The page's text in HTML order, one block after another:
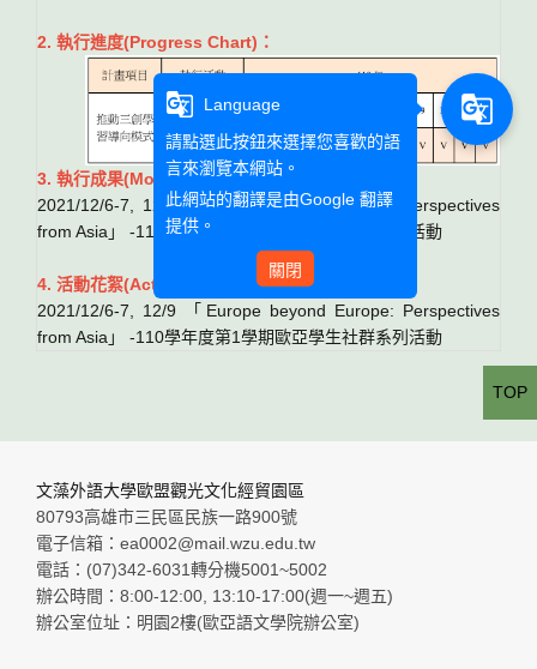
2. 執行進度(Progress Chart)：
3. 執行成果(Monthly Report)：
2021/12/6-7, 12/9 「Europe beyond Europe: Perspectives
from Asia」 -110學年度第1學期歐亞學生社群系列活動
4. 活動花絮(Activities)：
2021/12/6-7, 12/9 「Europe beyond Europe: Perspectives
from Asia」 -110學年度第1學期歐亞學生社群系列活動
文藻外語大學歐盟觀光文化經貿園區
80793高雄市三民區民族一路900號
電子信箱：ea0002@mail.wzu.edu.tw
電話：(07)342-6031轉分機5001~5002
辦公時間：8:00-12:00, 13:10-17:00(週一~週五)
辦公室位址：明園2樓(歐亞語文學院辦公室)
TOP
g_translate
Language
請點選此按鈕來選擇您喜歡的語
言來瀏覽本網站。
此網站的翻譯是由Google 翻譯
提供。
關閉
g_translate